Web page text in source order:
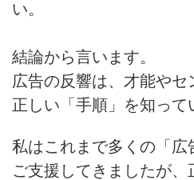
い。
結論から言います。
広告の反響は、才能や
正しい「手順」を知っ
私はこれまで多くの「
ご支援してきましたが